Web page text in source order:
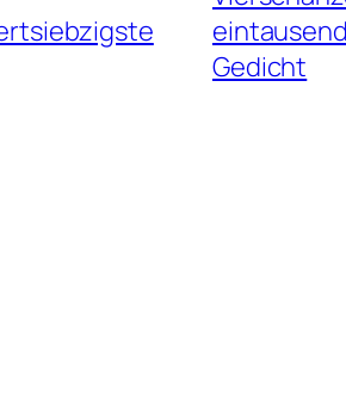
Gedicht